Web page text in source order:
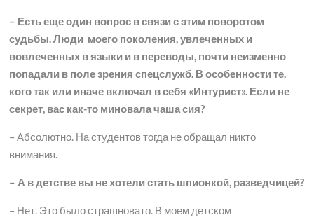
– Есть еще один вопрос в связи с этим поворотом
судьбы. Люди моего поколения, увлеченных и
вовлеченных в языки и в переводы, почти неизменно
попадали в поле зрения спецслужб. В особенности те,
кого так или иначе включал в себя «Интурист». Если не
секрет, вас как-то миновала чаша сия?
– Абсолютно. На студентов тогда не обращал никто
внимания.
– А в детстве вы не хотели стать шпионкой, разведчицей?
– Нет. Это было страшновато. В моем детском